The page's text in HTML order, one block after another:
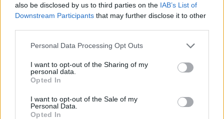
also be disclosed by us to third parties on the IAB’s List of
Downstream Participants that may further disclose it to other
Personal Data Processing Opt Outs
I want to opt-out of the Sharing of my
personal data.
Opted In
I want to opt-out of the Sale of my
Personal Data.
Opted In